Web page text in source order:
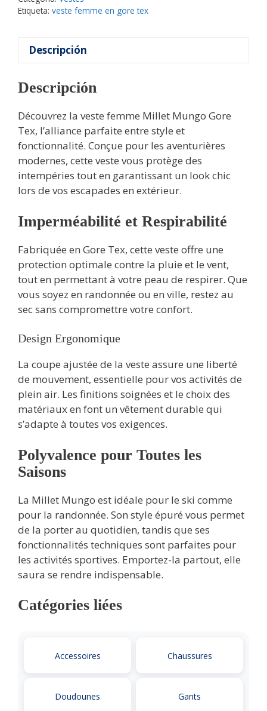
Etiqueta: veste femme en gore tex
Descripción
Descripción
Découvrez la veste femme Millet Mungo Gore
Tex, l’alliance parfaite entre style et
fonctionnalité. Conçue pour les aventurières
modernes, cette veste vous protège des
intempéries tout en garantissant un look chic
lors de vos escapades en extérieur.
Imperméabilité et Respirabilité
Fabriquée en Gore Tex, cette veste offre une
protection optimale contre la pluie et le vent,
tout en permettant à votre peau de respirer. Que
vous soyez en randonnée ou en ville, restez au
sec sans compromettre votre confort.
Design Ergonomique
La coupe ajustée de la veste assure une liberté
de mouvement, essentielle pour vos activités de
plein air. Les finitions soignées et le choix des
matériaux en font un vêtement durable qui
s’adapte à toutes vos exigences.
Polyvalence pour Toutes les
Saisons
La Millet Mungo est idéale pour le ski comme
pour la randonnée. Son style épuré vous permet
de la porter au quotidien, tandis que ses
fonctionnalités techniques sont parfaites pour
les activités sportives. Emportez-la partout, elle
saura se rendre indispensable.
Catégories liées
Accessoires Chaussures
Doudounes Gants